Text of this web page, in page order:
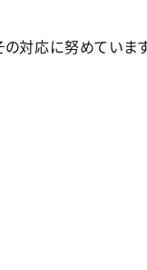
対応に努めています